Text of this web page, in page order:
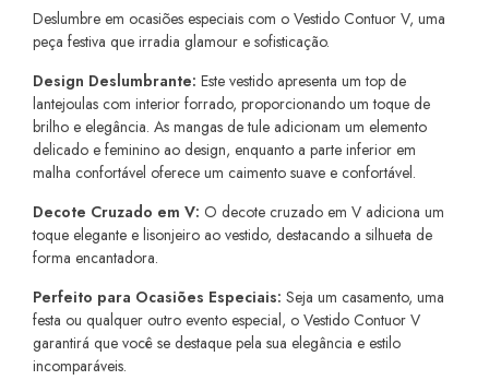
Deslumbre em ocasiões especiais com o Vestido Contuor V, uma
peça festiva que irradia glamour e sofisticação.
Design Deslumbrante: Este vestido apresenta um top de
lantejoulas com interior forrado, proporcionando um toque de
brilho e elegância. As mangas de tule adicionam um elemento
delicado e feminino ao design, enquanto a parte inferior em
malha confortável oferece um caimento suave e confortável.
Decote Cruzado em V: O decote cruzado em V adiciona um
toque elegante e lisonjeiro ao vestido, destacando a silhueta de
forma encantadora.
Perfeito para Ocasiões Especiais: Seja um casamento, uma
festa ou qualquer outro evento especial, o Vestido Contuor V
garantirá que você se destaque pela sua elegância e estilo
incomparáveis.